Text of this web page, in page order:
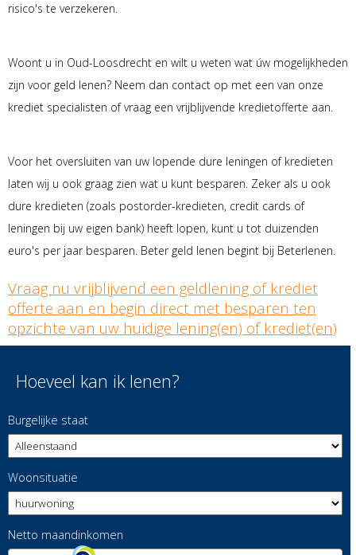
risico's te verzekeren.
Woont u in Oud-Loosdrecht en wilt u weten wat úw mogelijkheden
zijn voor geld lenen? Neem dan contact op met een van onze
krediet specialisten of vraag een vrijblijvende kredietofferte aan.
Voor het oversluiten van uw lopende dure leningen of kredieten
laten wij u ook graag zien wat u kunt besparen. Zeker als u ook
dure kredieten (zoals postorder-kredieten, credit cards of
leningen bij uw eigen bank) heeft lopen, kunt u tot duizenden
euro's per jaar besparen. Beter geld lenen begint bij Beterlenen.
Vraag nu vrijblijvend een geldlening of krediet
offerte aan en begin direct met besparen ten
opzichte van uw huidige lening(en) of krediet(en)
Hoeveel kan ik lenen?
Burgelijke staat
Woonsituatie
Netto maandinkomen